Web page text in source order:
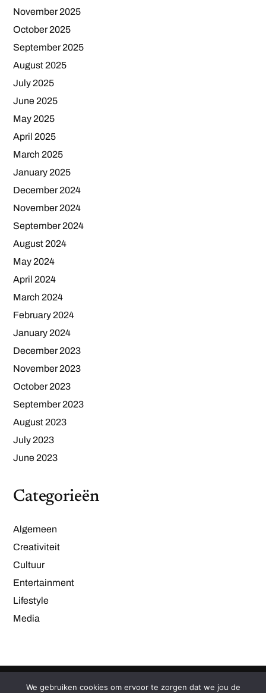
November 2025
October 2025
September 2025
August 2025
July 2025
June 2025
May 2025
April 2025
March 2025
January 2025
December 2024
November 2024
September 2024
August 2024
May 2024
April 2024
March 2024
February 2024
January 2024
December 2023
November 2023
October 2023
September 2023
August 2023
July 2023
June 2023
Categorieën
Algemeen
Creativiteit
Cultuur
Entertainment
Lifestyle
Media
We gebruiken cookies om ervoor te zorgen dat we jou de